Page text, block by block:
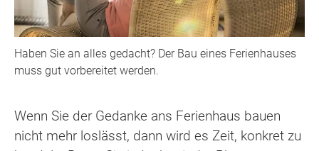
Haben Sie an alles gedacht? Der Bau eines Ferienhauses
muss gut vorbereitet werden.
Wenn Sie der Gedanke ans Ferienhaus bauen
nicht mehr loslässt, dann wird es Zeit, konkret zu